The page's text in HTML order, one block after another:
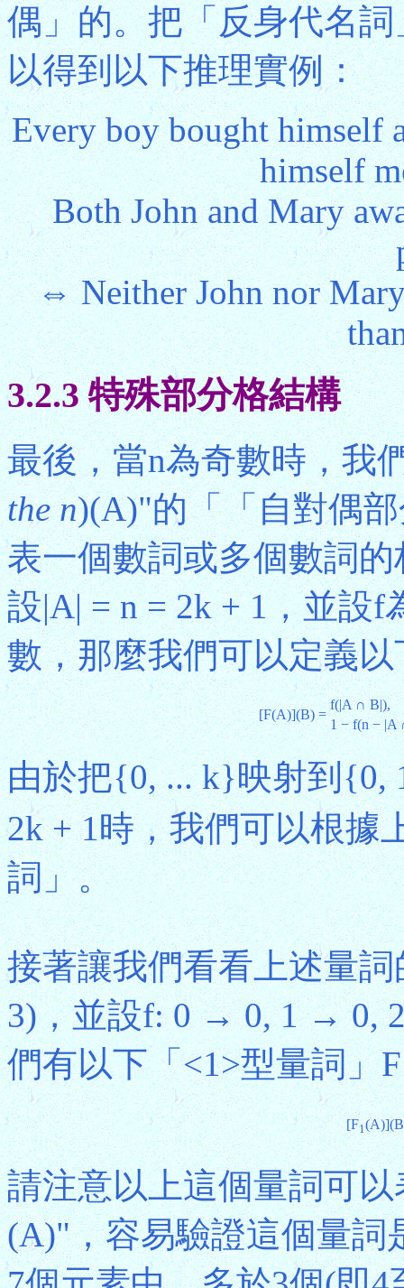
偶」的。把「反身代名
以得到以下推理實例：
Every boy bought
himself
Both John and Mary
⇔ Neither John nor
3.2.3 特殊部分格結構
最後，當n為奇數時，我
the n)(A)"的「「自對偶
表一個數詞或多個數詞
設|A| = n = 2k + 1，並設
數，那麼我們可以定義
[F(A)](B) =
f(|A ∩ B|),
1 − f(n − |A
由於把{0, ... k}映射到{0,
2k + 1時，我們可以根據
詞」。
接著讓我們看看上述量
3)，並設f: 0 → 0, 1 → 0,
們有以下「<1>型量詞」F
[F1
請注意以上這個量詞可
(A)"，容易驗證這個量詞